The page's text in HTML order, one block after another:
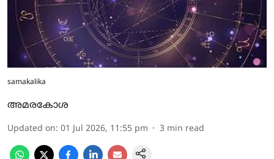
samakalika
അമരകോശ
Updated on: 01 Jul 2026, 11:55 pm 3 min read